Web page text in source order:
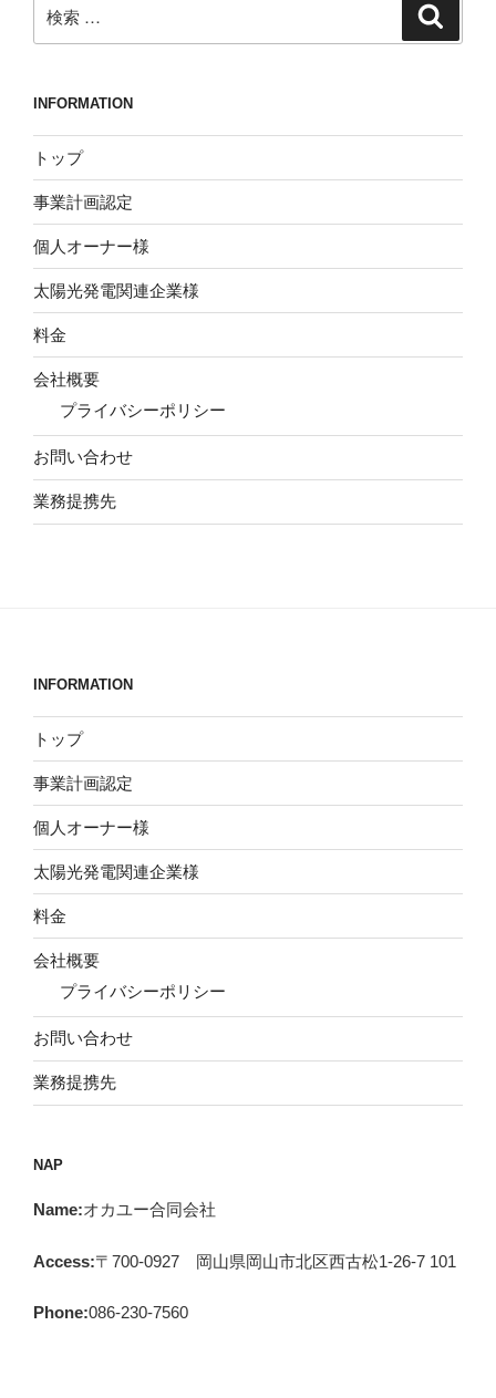
索:
INFORMATION
トップ
事業計画認定
個人オーナー様
太陽光発電関連企業様
料金
会社概要
プライバシーポリシー
お問い合わせ
業務提携先
INFORMATION
トップ
事業計画認定
個人オーナー様
太陽光発電関連企業様
料金
会社概要
プライバシーポリシー
お問い合わせ
業務提携先
NAP
Name:オカユー合同会社
Access:〒700-0927 岡山県岡山市北区西古松1-26-7 101
Phone:086-230-7560